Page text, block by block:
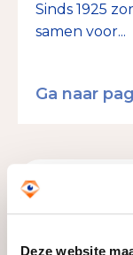
Deze website
Sinds 1925
samen voor...
Ga naar
21 oktober
Wees